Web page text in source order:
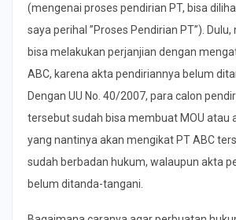
(mengenai proses pendirian PT, bisa
saya perihal ”Proses Pendirian PT”).
bisa melakukan perjanjian dengan
ABC, karena akta pendiriannya belum
Dengan UU No. 40/2007, para calon
tersebut sudah bisa membuat MOU atau
yang nantinya akan mengikat PT ABC
sudah berbadan hukum, walaupun akta
belum ditanda-tangani.